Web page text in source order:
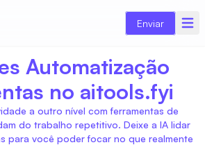
Enviar
Automatização
no aitools.fyi
a outro nível com ferramentas de
do trabalho repetitivo. Deixe a IA lidar
para você poder focar no que realmente